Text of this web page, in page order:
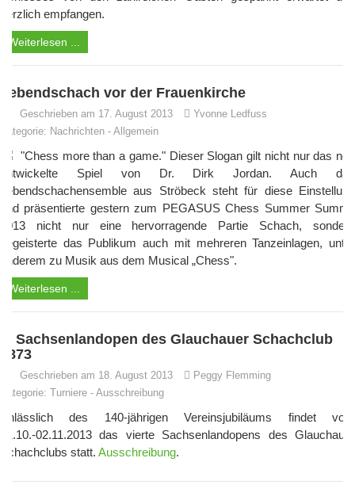
herzlich empfangen.
Weiterlesen ...
Lebendschach vor der Frauenkirche
Geschrieben am 17. August 2013
Yvonne Ledfuss
Kategorie: Nachrichten - Allgemein
"Chess more than a game." Dieser Slogan gilt nicht nur das neu
entwickelte Spiel von Dr. Dirk Jordan. Auch das
Lebendschachensemble aus Ströbeck steht für diese Einstellung
und präsentierte gestern zum PEGASUS Chess Summer Summit
2013 nicht nur eine hervorragende Partie Schach, sondern
begeisterte das Publikum auch mit mehreren Tanzeinlagen, unter
anderem zu Musik aus dem Musical „Chess".
Weiterlesen ...
4. Sachsenlandopen des Glauchauer Schachclub
1873
Geschrieben am 18. August 2013
Peggy Flemming
Kategorie: Turniere - Ausschreibung
Anlässlich des 140-jährigen Vereinsjubiläums findet vom
31.10.-02.11.2013 das vierte Sachsenlandopens des Glauchauer
Schachclubs statt. Ausschreibung.